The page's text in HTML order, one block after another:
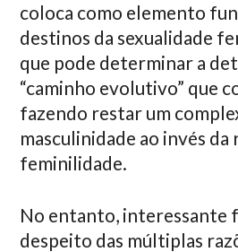
coloca como elemento
destinos da sexualidade
que pode determinar a
“caminho evolutivo” que
fazendo restar um
masculinidade ao invés da
feminilidade.
No entanto, interessante
despeito das múltiplas